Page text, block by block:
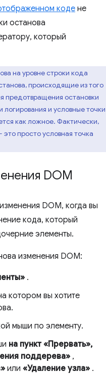
коде не
останова
который
на уровне строки кода
происходящие из того
предотвращения остановки
логирования и условные точки
как ложное. Фактически,
это просто условная точка
DOM
DOM, когда вы
кода, который
элементы.
изменения DOM:
.
котором вы хотите
мыши по элементу.
на пункт «Прервать»,
поддерева» ,
или «Удаление узла» .